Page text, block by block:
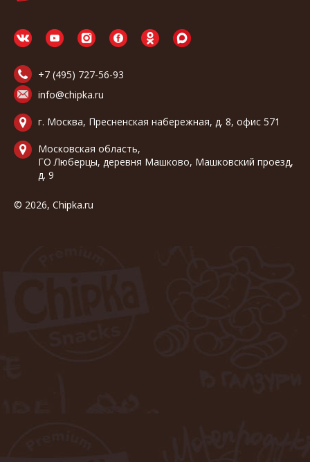
© 2026, Chipka.ru
+7 (495) 727-56-93
info@chipka.ru
г. Москва, Пресненская набережная, д. 8, офис 571
Московская область,
ГО Люберцы, деревня Машково, Машковский проезд,
д. 9